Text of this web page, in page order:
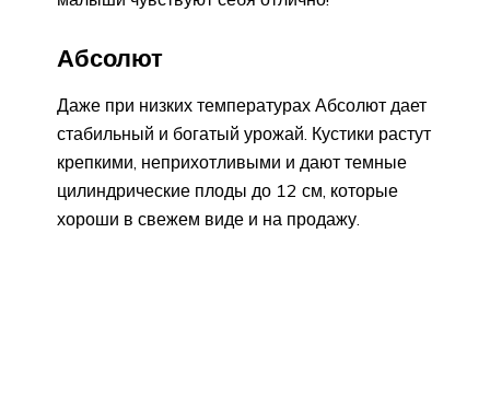
Абсолют
Даже при низких температурах Абсолют дает
стабильный и богатый урожай. Кустики растут
крепкими, неприхотливыми и дают темные
цилиндрические плоды до 12 см, которые
хороши в свежем виде и на продажу.